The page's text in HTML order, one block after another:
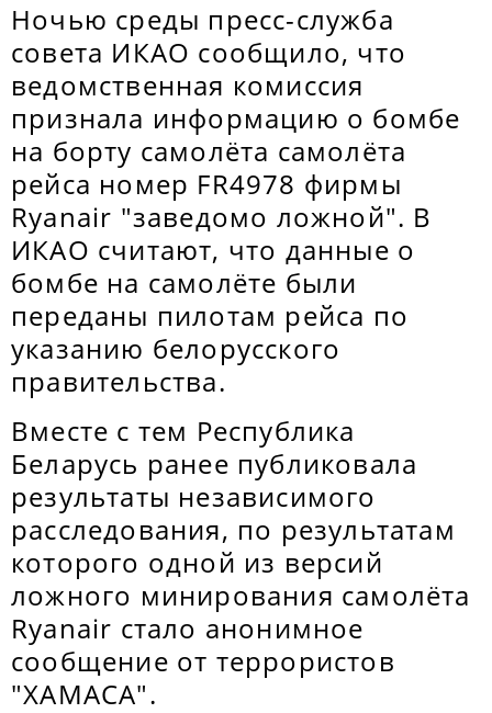
Ночью среды пресс-служба
совета ИКАО сообщило, что
ведомственная комиссия
признала информацию о бомбе
на борту самолёта самолёта
рейса номер FR4978 фирмы
Ryanair "заведомо ложной". В
ИКАО считают, что данные о
бомбе на самолёте были
переданы пилотам рейса по
указанию белорусского
правительства.
Вместе с тем Республика
Беларусь ранее публиковала
результаты независимого
расследования, по результатам
которого одной из версий
ложного минирования самолёта
Ryanair стало анонимное
сообщение от террористов
"ХАМАСА".